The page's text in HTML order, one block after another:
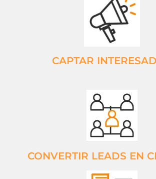
CAPTAR
CONVERTIR LEADS EN